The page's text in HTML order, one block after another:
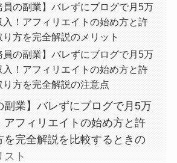
員の副業】バレずにブログで月5万
入！アフィリエイトの始め方と許
り方を完全解説のメリット
員の副業】バレずにブログで月5万
入！アフィリエイトの始め方と許
り方を完全解説の注意点
副業】バレずにブログで月5万
アフィリエイトの始め方と許
を完全解説を比較するときの
スト